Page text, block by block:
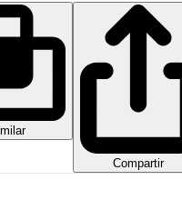
Compartir